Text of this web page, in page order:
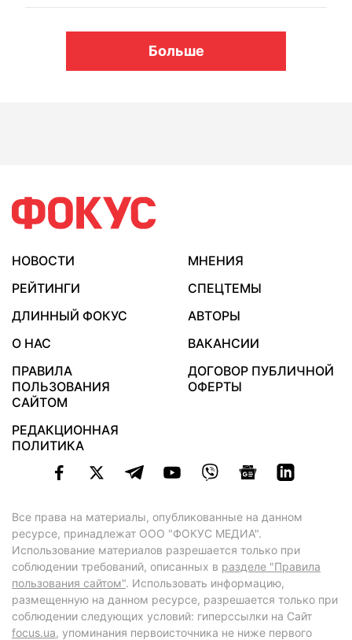
Больше
НОВОСТИ
МНЕНИЯ
РЕЙТИНГИ
СПЕЦТЕМЫ
ДЛИННЫЙ ФОКУС
АВТОРЫ
О НАС
ВАКАНСИИ
ПРАВИЛА
ПОЛЬЗОВАНИЯ
САЙТОМ
ДОГОВОР ПУБЛИЧНОЙ
ОФЕРТЫ
РЕДАКЦИОННАЯ
ПОЛИТИКА
Все права на материалы, опубликованные на данном
ресурсе, принадлежат ООО "ФОКУС МЕДИА".
Использование материалов разрешается только при
соблюдении требований, описанных в разделе "Правила
пользования сайтом". Использовать информацию,
размещенную на данном ресурсе, разрешается только при
соблюдении следующих условий: гиперссылки на Сайт
focus.ua, упоминания первоисточника не ниже первого